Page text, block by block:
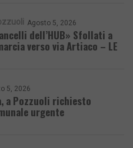
Agosto 5, 2026
dell’HUB» Sfollati a
verso via Artiaco – LE
5, 2026
a Pozzuoli richiesto
urgente